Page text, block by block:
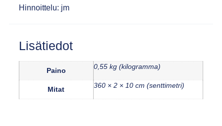
Hinnoittelu: jm
Lisätiedot
Paino 0,55 kg (kilogramma)
Mitat 360 × 2 × 10 cm (senttimetri)